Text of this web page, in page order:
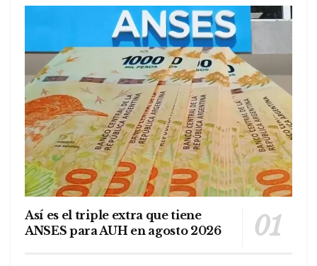
Así es el triple extra que tiene
ANSES para AUH en agosto 2026